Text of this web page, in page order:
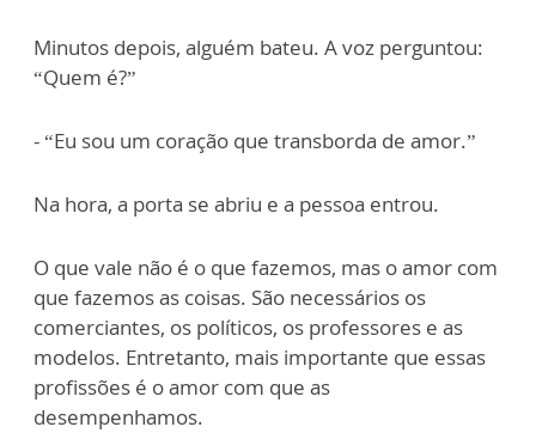
Minutos depois, alguém bateu. A voz perguntou:
“Quem é?”
- “Eu sou um coração que transborda de amor.”
Na hora, a porta se abriu e a pessoa entrou.
O que vale não é o que fazemos, mas o amor com
que fazemos as coisas. São necessários os
comerciantes, os políticos, os professores e as
modelos. Entretanto, mais importante que essas
profissões é o amor com que as
desempenhamos.